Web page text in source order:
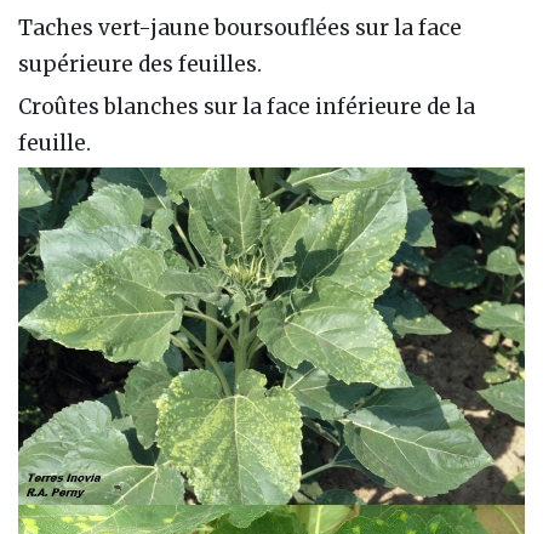
Taches vert-jaune boursouflées sur la face
supérieure des feuilles.
Croûtes blanches sur la face inférieure de la
feuille.